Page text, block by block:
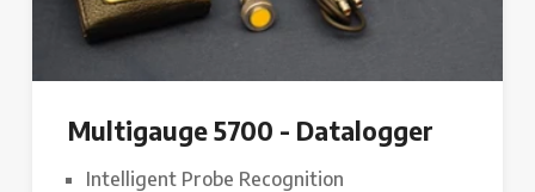
Multigauge 5700 - Datalogger
Intelligent Probe Recognition